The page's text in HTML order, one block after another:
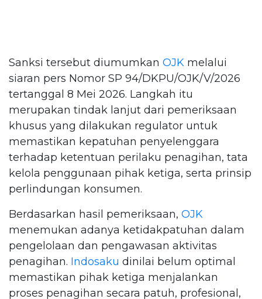
Sanksi tersebut diumumkan OJK melalui
siaran pers Nomor SP 94/DKPU/OJK/V/2026
tertanggal 8 Mei 2026. Langkah itu
merupakan tindak lanjut dari pemeriksaan
khusus yang dilakukan regulator untuk
memastikan kepatuhan penyelenggara
terhadap ketentuan perilaku penagihan, tata
kelola penggunaan pihak ketiga, serta prinsip
perlindungan konsumen.
Berdasarkan hasil pemeriksaan, OJK
menemukan adanya ketidakpatuhan dalam
pengelolaan dan pengawasan aktivitas
penagihan. Indosaku dinilai belum optimal
memastikan pihak ketiga menjalankan
proses penagihan secara patuh, profesional,